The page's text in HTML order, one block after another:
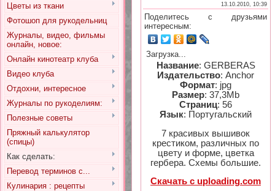
Цветы из ткани
Фотошоп для рукодельниц
Журналы, видео, фильмы
онлайн, новое:
Онлайн кинотеатр клуба
Видео клуба
Отдохни, интересное
Журналы по рукоделиям:
Полезные советы
Пряжный калькулятор
(спицы)
Как сделать:
Перевод терминов с...
Кулинария : рецепты
13.10.2010, 10:39
Поделитесь с друзьями
интересным:
Загрузка...
Название: GERBERAS
Издательство: Anchor
Формат: jpg
Размер: 37,3Mb
Страниц: 56
Язык: Португальский
7 красивых вышивок
крестиком, различных по
цвету и форме, цветка
гербера. Схемы большие.
Скачать с uploading.com